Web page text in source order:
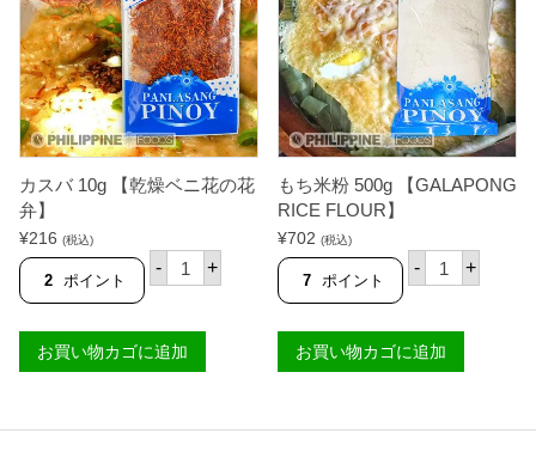
4
0
g
【
M
c
C
O
M
個
0
龍
口
春
雨
】
個
カスバ 10g 【乾燥ベニ花の花
弁】
¥216 (税込)
2 ポイント
- カ
ス
0
g
【
ベ
+
お買い物カゴに追加
もち米粉 500g 【GALAPONG
RICE FLOUR】
¥702 (税込)
7 ポイント
- も
ち
5
0
0
G
+
お買い物カゴに追加